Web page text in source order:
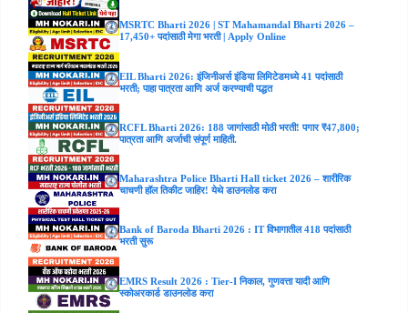
MSRTC Bharti 2026 | ST Mahamandal Bharti 2026 –
17,450+ पदांसाठी मेगा भरती | Apply Online
EIL Bharti 2026: इंजिनीअर्स इंडिया लिमिटेडमध्ये 41 पदांसाठी
भरती; पाहा पात्रता आणि अर्ज करण्याची पद्धत
RCFL Bharti 2026: 188 जागांसाठी मोठी भरती! पगार ₹47,800;
पात्रता आणि अर्जाची संपूर्ण माहिती.
Maharashtra Police Bharti Hall ticket 2026 – शारीरिक
चाचणी हॉल तिकीट जाहिर! येथे डाउनलोड करा
Bank of Baroda Bharti 2026 : IT विभागातील 418 पदांसाठी
भरती सुरू
EMRS Result 2026 : Tier-I निकाल, गुणवत्ता यादी आणि
स्कोअरकार्ड डाउनलोड करा